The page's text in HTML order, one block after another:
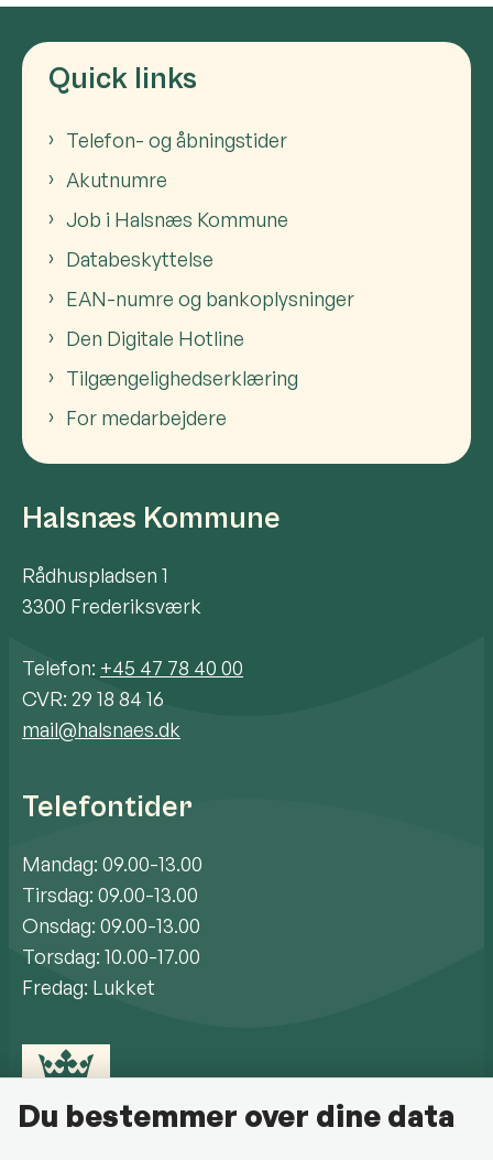
Quick links
Telefon- og åbningstider
Akutnumre
Job i Halsnæs Kommune
Databeskyttelse
EAN-numre og bankoplysninger
Den Digitale Hotline
Tilgængelighedserklæring
For medarbejdere
Halsnæs Kommune
Rådhuspladsen 1
3300 Frederiksværk
Telefon: +45 47 78 40 00
CVR: 29 18 84 16
mail@halsnaes.dk
Telefontider
Mandag: 09.00-13.00
Tirsdag: 09.00-13.00
Onsdag: 09.00-13.00
Torsdag: 10.00-17.00
Fredag: Lukket
Du bestemmer over dine data